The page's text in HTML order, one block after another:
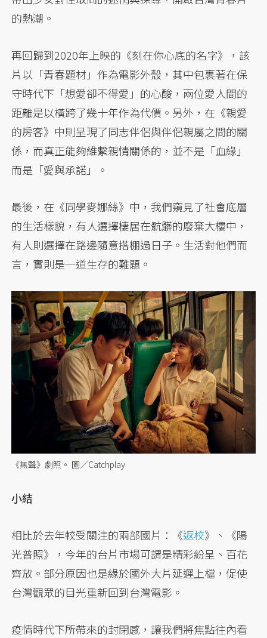
的熱潮。
再回歸到2020年上映的《刻在你心底的名字》，該
片以「青春題材」作為電影外殼，其中包裹著在保
守時代下「想愛卻不得愛」的心酸，兩位愛人間的
距離是以橫跨了幾十年作為代價。另外，在《親愛
的房客》中則呈現了同志伴侶與伴侶親屬之間的關
係，而真正能夠維繫親情關係的，並不是「血緣」
而是「愛與承諾」。
最後，在《同學麥娜絲》中，我們窺見了社會底層
的生活樣貌，有人選擇棲居在骯髒的廢棄大樓中，
有人則選擇在路邊隨意搭棚過日子。生活對他們而
言，實則是一道生存的難題。
《無聲》劇照。 圖／Catchplay
小結
相比於去年較受關注的兩部國片：《返校》、《陽
光普照》，今年的台片市場可謂是精彩紛呈、百花
齊放。部分原因也是緣於國外大片延遲上檔，促使
台灣觀眾的目光重新回到台灣電影。
疫情時代下所帶來的封閉感，讓我們將焦點往內看